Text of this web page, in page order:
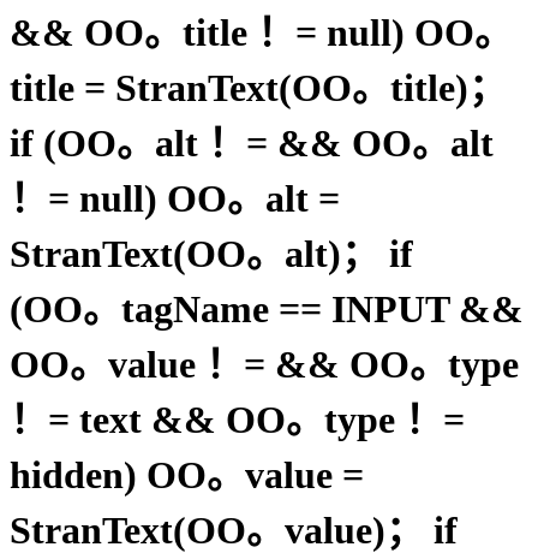
&& OO。title ！= null) OO。
title = StranText(OO。title)；
if (OO。alt ！= && OO。alt
！= null) OO。alt =
StranText(OO。alt)； if
(OO。tagName == INPUT &&
OO。value ！= && OO。type
！= text && OO。type ！=
hidden) OO。value =
StranText(OO。value)； if